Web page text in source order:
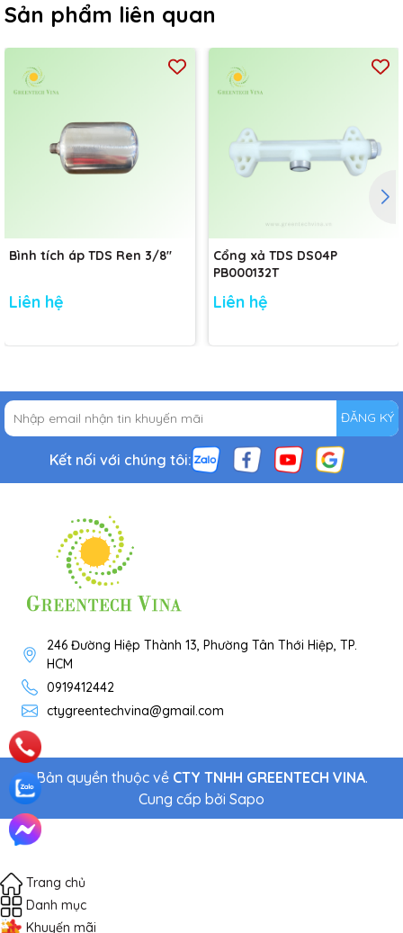
Sản phẩm liên quan
Bình tích áp TDS Ren 3/8"
Liên hệ
Cổng xả TDS DS04P
PB000132T
Liên hệ
ĐĂNG KÝ
Kết nối với chúng tôi:
246 Đường Hiệp Thành 13, Phường Tân Thới Hiệp, TP.
HCM
0919412442
ctygreentechvina@gmail.com
Bản quyền thuộc về CTY TNHH GREENTECH VINA.
Cung cấp bởi Sapo
Trang chủ
Danh mục
Khuyến mãi